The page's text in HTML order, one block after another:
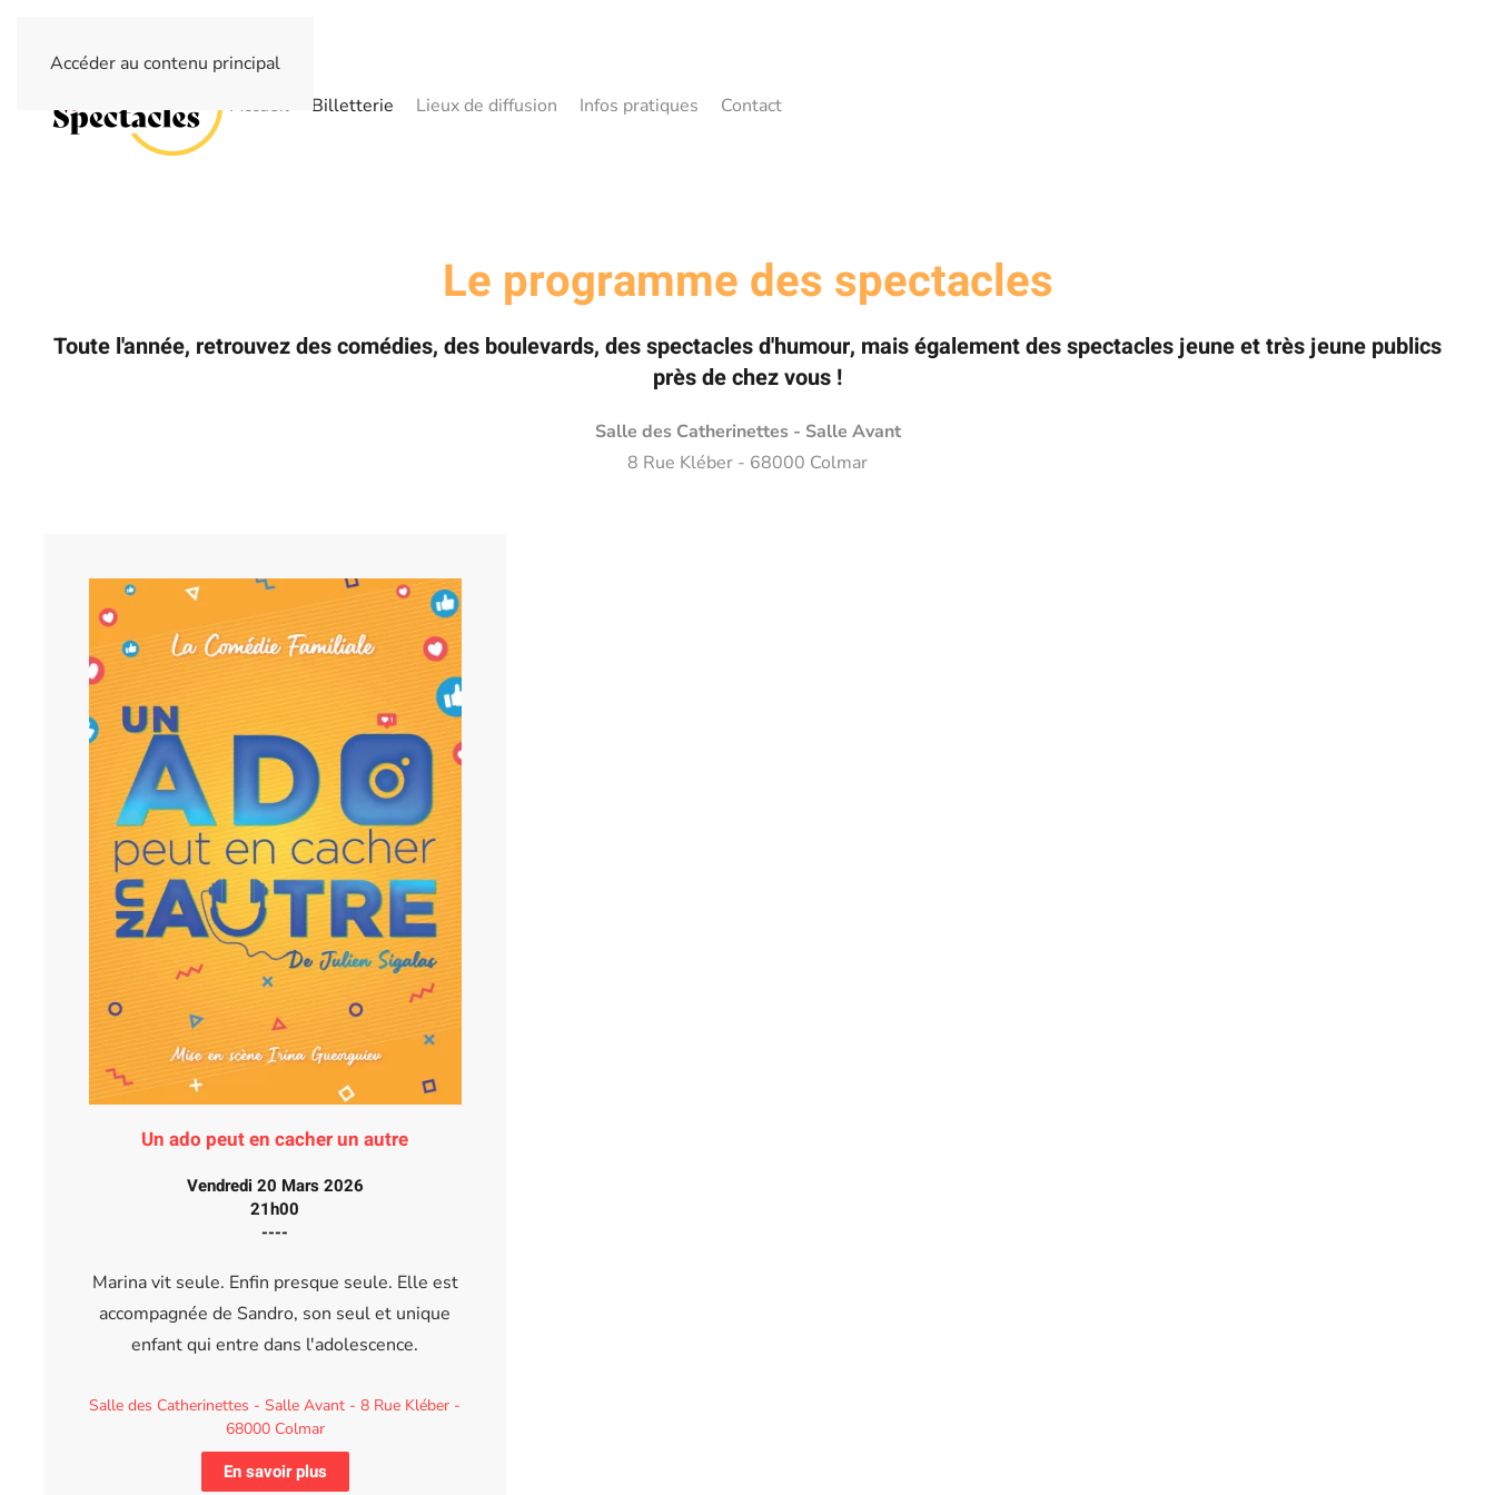
Accéder au contenu principal
Accueil
Billetterie Lieux de diffusion Infos pratiques Contact
Le programme des spectacles
Toute l'année, retrouvez des comédies, des boulevards, des spectacles d'humour, mais également des spectacles jeune et très jeune publics
près de chez vous !
Salle des Catherinettes - Salle Avant
8 Rue Kléber - 68000 Colmar
Un ado peut en cacher un autre
Vendredi 20 Mars 2026
21h00
----
Marina vit seule. Enfin presque seule. Elle est
accompagnée de Sandro, son seul et unique
enfant qui entre dans l'adolescence.
Salle des Catherinettes - Salle Avant - 8 Rue Kléber -
68000 Colmar
En savoir plus